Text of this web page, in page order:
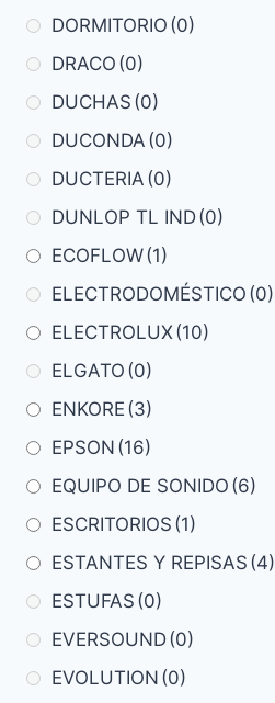
DORMITORIO (0)
DRACO (0)
DUCHAS (0)
DUCONDA (0)
DUCTERIA (0)
DUNLOP TL IND(0)
ECOFLOW(1)
ELECTRODOMÉSTICO (0)
ELECTROLUX(10)
ELGATO (0)
ENKORE (3)
EPSON (16)
EQUIPO DE SONIDO (6)
ESCRITORIOS (1)
ESTANTES Y REPISAS (4)
ESTUFAS (0)
EVERSOUND(0)
EVOLUTION (0)